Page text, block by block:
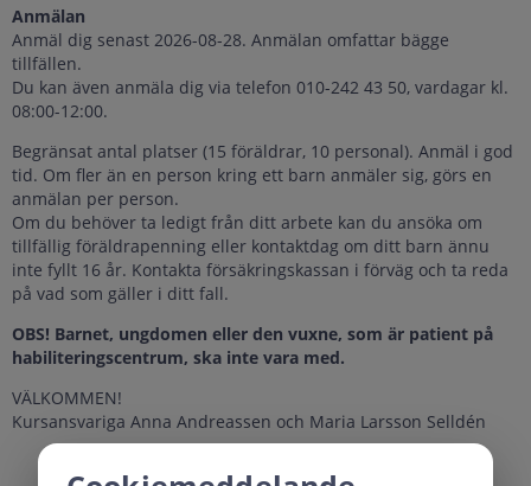
Anmälan
Anmäl dig senast 2026-08-28. Anmälan omfattar bägge
tillfällen.
Du kan även anmäla dig via telefon 010-242 43 50, vardagar kl.
08:00-12:00.
Begränsat antal platser (15 föräldrar, 10 personal). Anmäl i god
tid. Om fler än en person kring ett barn anmäler sig, görs en
anmälan per person.
Om du behöver ta ledigt från ditt arbete kan du ansöka om
tillfällig föräldrapenning eller kontaktdag om ditt barn ännu
inte fyllt 16 år. Kontakta försäkringskassan i förväg och ta reda
på vad som gäller i ditt fall.
OBS! Barnet, ungdomen eller den vuxne, som är patient på
habiliteringscentrum, ska inte vara med.
VÄLKOMMEN!
Kursansvariga Anna Andreassen och Maria Larsson Selldén